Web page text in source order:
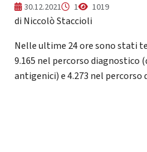
30.12.2021 1 1019
di Niccolò Staccioli
Nelle ultime 24 ore sono stati
9.165 nel percorso diagnostico
antigenici) e 4.273 nel percorso